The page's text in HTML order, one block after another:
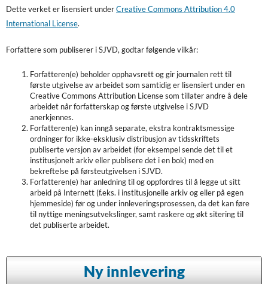
Dette verket er lisensiert under Creative Commons Attribution 4.0
International License.
Forfattere som publiserer i SJVD, godtar følgende vilkår:
Forfatteren(e) beholder opphavsrett og gir journalen rett til
første utgivelse av arbeidet som samtidig er lisensiert under en
Creative Commons Attribution License som tillater andre å dele
arbeidet når forfatterskap og første utgivelse i SJVD
anerkjennes.
Forfatteren(e) kan inngå separate, ekstra kontraktsmessige
ordninger for ikke-eksklusiv distribusjon av tidsskriftets
publiserte versjon av arbeidet (for eksempel sende det til et
institusjonelt arkiv eller publisere det i en bok) med en
bekreftelse på førsteutgivelsen i SJVD.
Forfatteren(e) har anledning til og oppfordres til å legge ut sitt
arbeid på Internett (f.eks. i institusjonelle arkiv og eller på egen
hjemmeside) før og under innleveringsprosessen, da det kan føre
til nyttige meningsutvekslinger, samt raskere og økt sitering til
det publiserte arbeidet.
Ny innlevering